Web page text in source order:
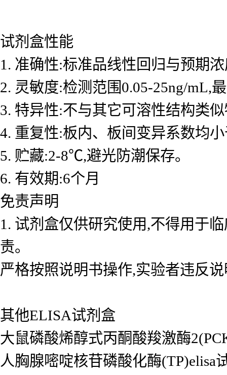
试剂盒性能
1. 准确性:标准品线性回归与预期
2. 灵敏度:检测范围0.05-25ng/mL,
3. 特异性:不与其它可溶性结构类
4. 重复性:板内、板间变异系数均
5. 贮藏:2-8℃,避光防潮保存。
6. 有效期:6个月
免责声明
1. 试剂盒仅供研究使用,不得用于
责。
严格按照说明书操作,实验者违反
其他ELISA试剂盒
大鼠磷酸烯醇式丙酮酸羧激酶
人胸腺嘧啶核苷磷酸化酶(TP)elisa